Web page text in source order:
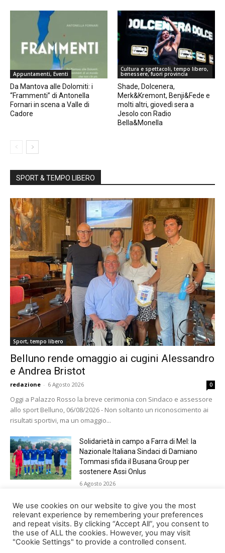
Appuntamenti, Eventi
Da Mantova alle Dolomiti: i
“Frammenti” di Antonella
Fornari in scena a Valle di
Cadore
Cultura e spettacoli, tempo libero,
benessere, fuori provincia
Shade, Dolcenera,
Merk&Kremont, Benji&Fede e
molti altri, giovedì sera a
Jesolo con Radio
Bella&Monella
SPORT & TEMPO LIBERO
Sport, tempo libero
Belluno rende omaggio ai cugini Alessandro
e Andrea Bristot
redazione - 6 Agosto 2026 0
Oggi a Palazzo Rosso la breve cerimonia con Sindaco e assessore
allo sport Belluno, 06/08/2026 - Non soltanto un riconoscimento ai
risultati sportivi, ma un omaggio...
Solidarietà in campo a Farra di Mel: la
Nazionale Italiana Sindaci di Damiano
Tommasi sfida il Busana Group per
sostenere Assi Onlus
6 Agosto 2026
Shade, Dolcenera, Merk&Kremont,
Benji&Fede e molti altri, giovedì sera a
Jesolo con Radio Bella&Monella
5 Agosto 2026
We use cookies on our website to give you the most
relevant experience by remembering your preferences
and repeat visits. By clicking “Accept All”, you consent to
the use of ALL the cookies. However, you may visit
"Cookie Settings" to provide a controlled consent.